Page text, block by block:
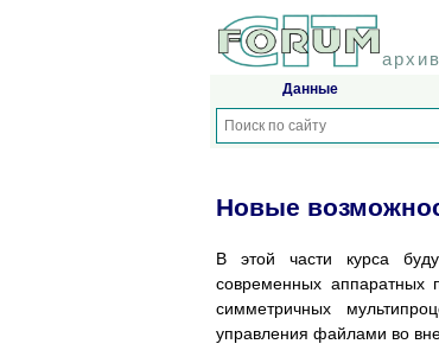
архив
Данные
Новые
В этой части курса
современных
симметричных
управления файлами во